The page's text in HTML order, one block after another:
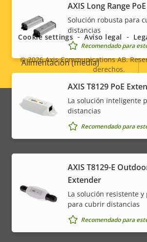
Alimentación
Descripción
propiedad
Valor de
propiedad
Potencia (máxima)
Alimentación (media)
Tensión de entrada de CC
AXIS Long Range
Solución robusta para
distancias
Recomendado para
AXIS T8129 PoE
La solución inteligente
distancias
Recomendado para
AXIS T8129-E
Extender
La solución resistente
para cubrir distancias
Recomendado para
Social
menu
Legal
menu
© 2026Axis Communications AB.
derechos.
Cookie settings Aviso legal